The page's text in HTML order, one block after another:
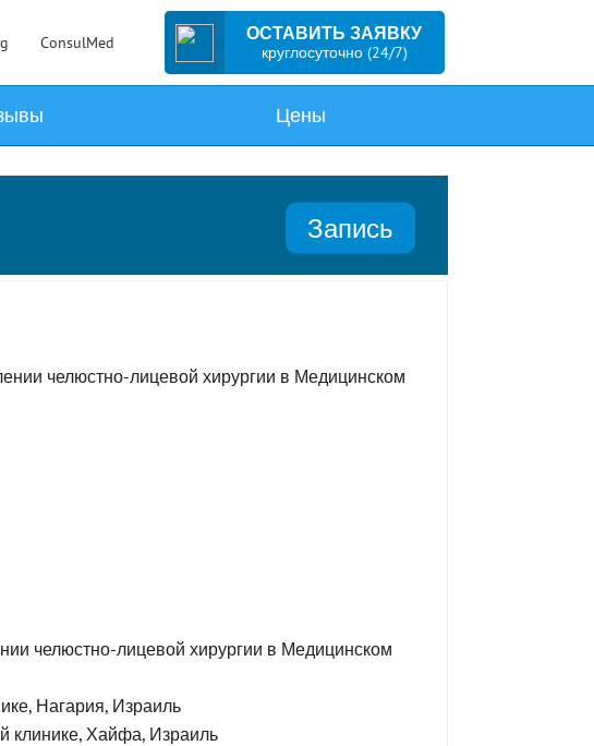
ConsulMed ОСТАВИТЬ ЗАЯВКУ
круглосуточно (24/7)
Цены
Запись
челюстно-лицевой хирургии в Медицинском
челюстно-лицевой хирургии в Медицинском
Нагария, Израиль
клинике, Хайфа, Израиль